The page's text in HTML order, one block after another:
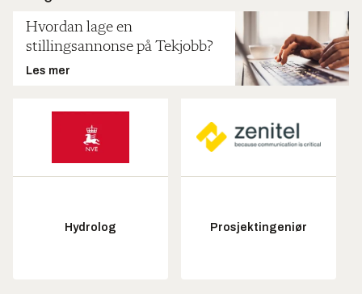
Hvordan lage en
stillingsannonse på Tekjobb?
Les mer
Hydrolog Prosjektingeniør